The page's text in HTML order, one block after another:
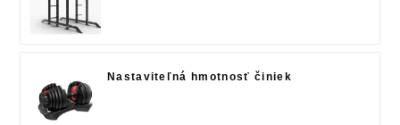
Nastaviteľná hmotnosť činiek